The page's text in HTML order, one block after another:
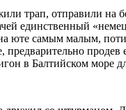
трап, отправили
единственный
юте самым малым,
предварительно
в Балтийском море